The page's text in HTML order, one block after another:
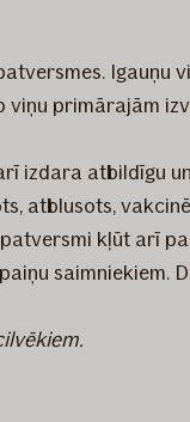
Igauņu
primārajām
izdara atbildīgu
atblusots,
kļūt arī
saimniekiem.